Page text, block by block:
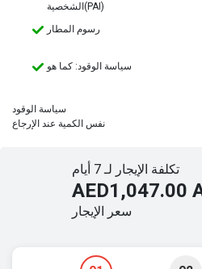
الشخصية(PAI)
رسوم المطار
سياسة الوقود: كما هو
سياسة الوقود
نفس الكمية عند الإرجاع
تكلفة الإيجار لـ 7 أيام
AED1,047.00
سعر الإيجار